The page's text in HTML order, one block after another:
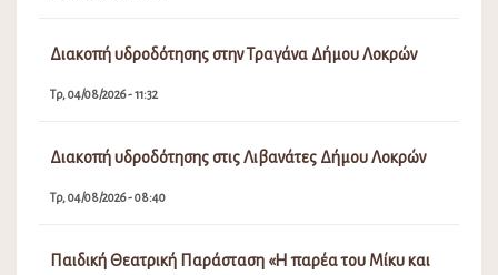
Διακοπή υδροδότησης στην Τραγάνα Δήμου Λοκρών
Τρ, 04/08/2026 - 11:32
Διακοπή υδροδότησης στις Λιβανάτες Δήμου Λοκρών
Τρ, 04/08/2026 - 08:40
Παιδική Θεατρική Παράσταση «Η παρέα του Μίκυ και